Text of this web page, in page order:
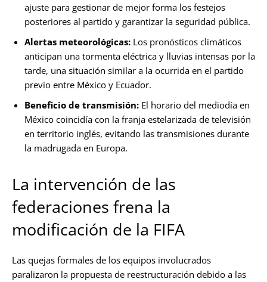
ajuste para gestionar de mejor forma los festejos
posteriores al partido y garantizar la seguridad pública.
Alertas meteorológicas: Los pronósticos climáticos
anticipan una tormenta eléctrica y lluvias intensas por la
tarde, una situación similar a la ocurrida en el partido
previo entre México y Ecuador.
Beneficio de transmisión: El horario del mediodía en
México coincidía con la franja estelarizada de televisión
en territorio inglés, evitando las transmisiones durante
la madrugada en Europa.
La intervención de las
federaciones frena la
modificación de la FIFA
Las quejas formales de los equipos involucrados
paralizaron la propuesta de reestructuración debido a las